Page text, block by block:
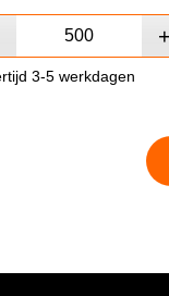
3-5 werkdagen